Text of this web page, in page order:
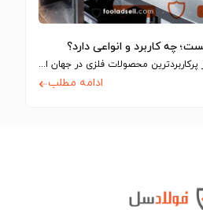
چه کاربرد و انواعی دارد؟
ورق استنلس استیل، یکی از پرکاربردترین محصولات فلزی در جهان است که به دلیل…
ادامه مطلب